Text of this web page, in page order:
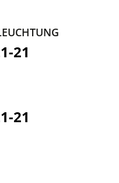
21
21